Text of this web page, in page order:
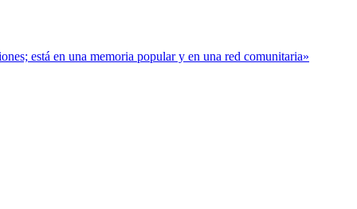
está en una memoria popular y en una red comunitaria»